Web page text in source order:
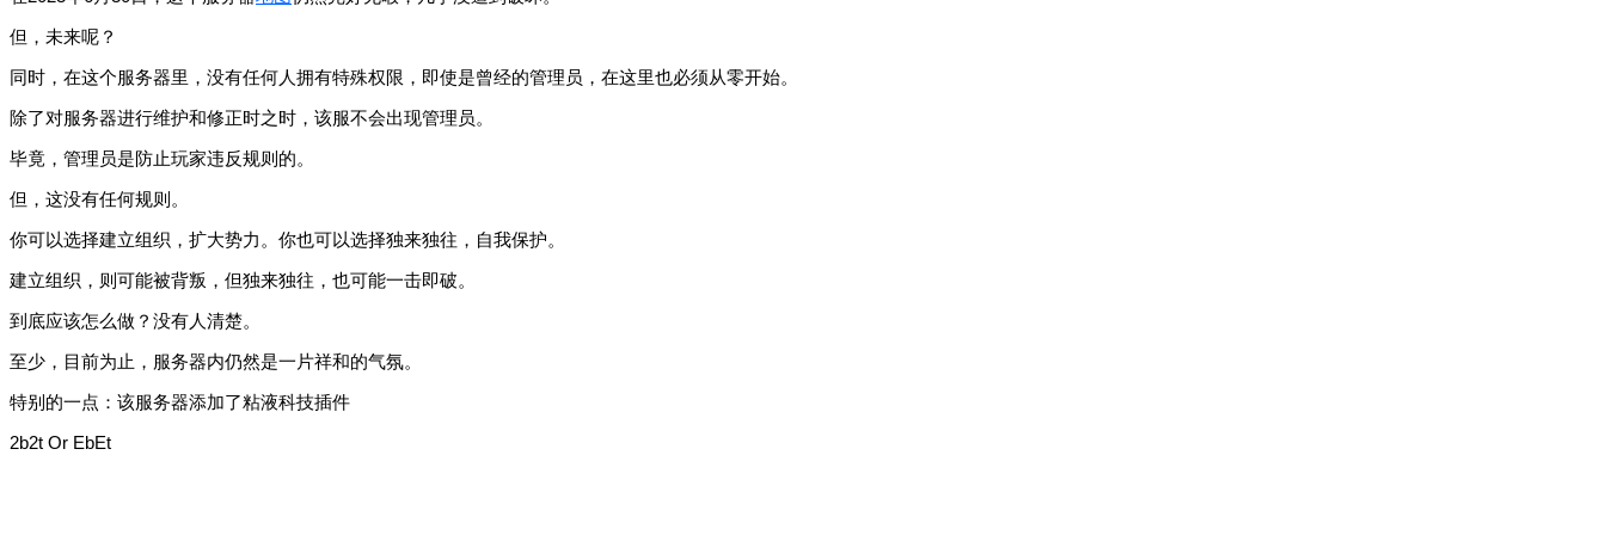
但，未来呢？
同时，在这个服务器里，没有任何人拥有特殊权限，即使是曾经的管理员，在这里也必须从零开始。
除了对服务器进行维护和修正时之时，该服不会出现管理员。
毕竟，管理员是防止玩家违反规则的。
但，这没有任何规则。
你可以选择建立组织，扩大势力。你也可以选择独来独往，自我保护。
建立组织，则可能被背叛，但独来独往，也可能一击即破。
到底应该怎么做？没有人清楚。
至少，目前为止，服务器内仍然是一片祥和的气氛。
特别的一点：该服务器添加了粘液科技插件
2b2t Or EbEt